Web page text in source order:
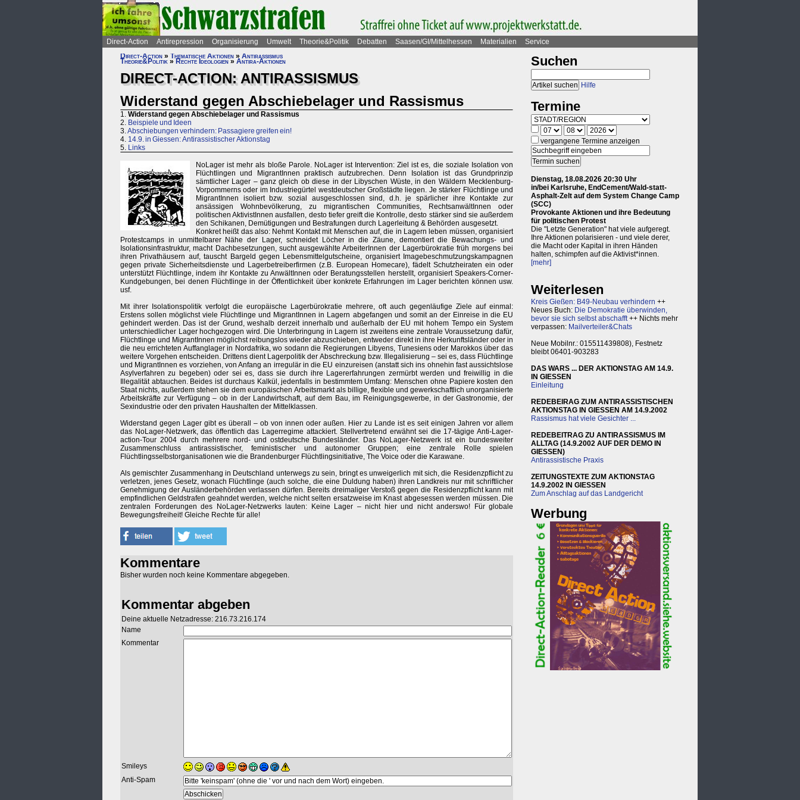
Direct-Action Antirepression Organisierung Umwelt Theorie&Politik Debatten Saasen/GI/Mittelhessen Materialien
Service
Direct-Action » Thematische Aktionen » Antirassismus
Theorie&Politik » Rechte Ideologien » Antira-Aktionen
DIRECT-ACTION: ANTIRASSISMUS
Widerstand gegen Abschiebelager und Rassismus
1. Widerstand gegen Abschiebelager und Rassismus
2. Beispiele und Ideen
3.Abschiebungen verhindern: Passagiere greifen ein!
4. 14.9. in Giessen: Antirassistischer Aktionstag
5. Links
NoLager ist mehr als bloße Parole. NoLager ist Intervention: Ziel ist es, die soziale Isolation von
Flüchtlingen und MigrantInnen praktisch aufzubrechen. Denn Isolation ist das Grundprinzip
sämtlicher Lager – ganz gleich ob diese in der Libyschen Wüste, in den Wäldern Mecklenburg-
Vorpommerns oder im Industriegürtel westdeutscher Großstädte liegen. Je stärker Flüchtlinge und
MigrantInnen isoliert bzw. sozial ausgeschlossen sind, d.h. je spärlicher ihre Kontakte zur
ansässigen Wohnbevölkerung, zu migrantischen Communities, RechtsanwältInnen oder
politischen AktivistInnen ausfallen, desto tiefer greift die Kontrolle, desto stärker sind sie außerdem
den Schikanen, Demütigungen und Bestrafungen durch Lagerleitung & Behörden ausgesetzt.
Konkret heißt das also: Nehmt Kontakt mit Menschen auf, die in Lagern leben müssen, organisiert
Protestcamps in unmittelbarer Nähe der Lager, schneidet Löcher in die Zäune, demontiert die Bewachungs- und
Isolationsinfrastruktur, macht Dachbesetzungen, sucht ausgewählte ArbeiterInnen der Lagerbürokratie früh morgens bei
ihren Privathäusern auf, tauscht Bargeld gegen Lebensmittelgutscheine, organisiert Imagebeschmutzungskampagnen
gegen private Sicherheitsdienste und Lagerbetreiberfirmen (z.B. European Homecare), fädelt Schutzheiraten ein oder
unterstützt Flüchtlinge, indem ihr Kontakte zu AnwältInnen oder Beratungsstellen herstellt, organisiert Speakers-Corner-
Kundgebungen, bei denen Flüchtlinge in der Öffentlichkeit über konkrete Erfahrungen im Lager berichten können usw.
usf.
Mit ihrer Isolationspolitik verfolgt die europäische Lagerbürokratie mehrere, oft auch gegenläufige Ziele auf einmal:
Erstens sollen möglichst viele Flüchtlinge und MigrantInnen in Lagern abgefangen und somit an der Einreise in die EU
gehindert werden. Das ist der Grund, weshalb derzeit innerhalb und außerhalb der EU mit hohem Tempo ein System
unterschiedlicher Lager hochgezogen wird. Die Unterbringung in Lagern ist zweitens eine zentrale Voraussetzung dafür,
Flüchtlinge und MigrantInnen möglichst reibungslos wieder abzuschieben, entweder direkt in ihre Herkunftsländer oder in
die neu errichteten Auffanglager in Nordafrika, wo sodann die Regierungen Libyens, Tunesiens oder Marokkos über das
weitere Vorgehen entscheiden. Drittens dient Lagerpolitik der Abschreckung bzw. Illegalisierung – sei es, dass Flüchtlinge
und MigrantInnen es vorziehen, von Anfang an irregulär in die EU einzureisen (anstatt sich ins ohnehin fast aussichtslose
Asylverfahren zu begeben) oder sei es, dass sie durch ihre Lagererfahrungen zermürbt werden und freiwillig in die
Illegalität abtauchen. Beides ist durchaus Kalkül, jedenfalls in bestimmtem Umfang: Menschen ohne Papiere kosten den
Staat nichts, außerdem stehen sie dem europäischen Arbeitsmarkt als billige, flexible und gewerkschaftlich unorganisierte
Arbeitskräfte zur Verfügung – ob in der Landwirtschaft, auf dem Bau, im Reinigungsgewerbe, in der Gastronomie, der
Sexindustrie oder den privaten Haushalten der Mittelklassen.
Widerstand gegen Lager gibt es überall – ob von innen oder außen. Hier zu Lande ist es seit einigen Jahren vor allem
das NoLager-Netzwerk, das öffentlich das Lagerregime attackiert. Stellvertretend erwähnt sei die 17-tägige Anti-Lager-
action-Tour 2004 durch mehrere nord- und ostdeutsche Bundesländer. Das NoLager-Netzwerk ist ein bundesweiter
Zusammenschluss antirassistischer, feministischer und autonomer Gruppen; eine zentrale Rolle spielen
Flüchtlingsselbstorganisationen wie die Brandenburger Flüchtlingsinitiative, The Voice oder die Karawane.
Als gemischter Zusammenhang in Deutschland unterwegs zu sein, bringt es unweigerlich mit sich, die Residenzpflicht zu
verletzen, jenes Gesetz, wonach Flüchtlinge (auch solche, die eine Duldung haben) ihren Landkreis nur mit schriftlicher
Genehmigung der Ausländerbehörden verlassen dürfen. Bereits dreimaliger Verstoß gegen die Residenzpflicht kann mit
empfindlichen Geldstrafen geahndet werden, welche nicht selten ersatzweise im Knast abgesessen werden müssen. Die
zentralen Forderungen des NoLager-Netzwerks lauten: Keine Lager – nicht hier und nicht anderswo! Für globale
Bewegungsfreiheit! Gleiche Rechte für alle!
Kommentare
Bisher wurden noch keine Kommentare abgegeben.
Kommentar abgeben
Deine aktuelle Netzadresse: 216.73.216.174
Name
Kommentar
Smileys
Anti-Spam
Suchen
Hilfe
Termine
vergangene Termine anzeigen
Dienstag, 18.08.2026 20:30 Uhr
in/bei Karlsruhe, EndCement/Wald-statt-
Asphalt-Zelt auf dem System Change Camp
(SCC)
Provokante Aktionen und ihre Bedeutung
für politischen Protest
Die "Letzte Generation" hat viele aufgeregt.
Ihre Aktionen polarisieren - und viele derer,
die Macht oder Kapital in ihren Händen
halten, schimpfen auf die Aktivist*innen.
[mehr]
Weiterlesen
Kreis Gießen: B49-Neubau verhindern ++
Neues Buch: Die Demokratie überwinden,
bevor sie sich selbst abschafft++ Nichts mehr
verpassen: Mailverteiler&Chats
Neue Mobilnr.: 015511439808), Festnetz
bleibt 06401-903283
DAS WARS ... DER AKTIONSTAG AM 14.9.
IN GIESSEN
Einleitung
REDEBEIRAG ZUM ANTIRASSISTISCHEN
AKTIONSTAG IN GIESSEN AM 14.9.2002
Rassismus hat viele Gesichter ...
REDEBEITRAG ZU ANTIRASSISMUS IM
ALLTAG (14.9.2002 AUF DER DEMO IN
GIESSEN)
Antirassistische Praxis
ZEITUNGSTEXTE ZUM AKTIONSTAG
14.9.2002 IN GIESSEN
Zum Anschlag auf das Landgericht
Werbung